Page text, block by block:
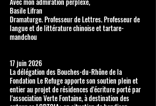
Basile Lifran
Dramaturge. Professeur de Lettres. Professeur de
langue et de littérature chinoise et tartare-
mandchou
17 juin 2026
La délégation des Bouches-du-Rhône de la
Fondation Le Refuge apporte son soutien plein et
entier au projet de résidences d'écriture porté par
l'association Verte Fontaine, à destination des